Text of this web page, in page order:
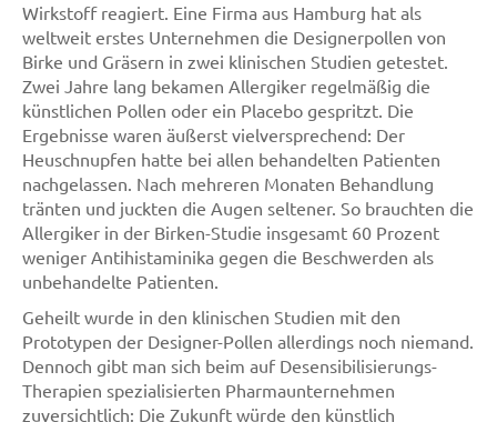
Wirkstoff reagiert. Eine Firma aus Hamburg hat als
weltweit erstes Unternehmen die Designerpollen von
Birke und Gräsern in zwei klinischen Studien getestet.
Zwei Jahre lang bekamen Allergiker regelmäßig die
künstlichen Pollen oder ein Placebo gespritzt. Die
Ergebnisse waren äußerst vielversprechend: Der
Heuschnupfen hatte bei allen behandelten Patienten
nachgelassen. Nach mehreren Monaten Behandlung
tränten und juckten die Augen seltener. So brauchten die
Allergiker in der Birken-Studie insgesamt 60 Prozent
weniger Antihistaminika gegen die Beschwerden als
unbehandelte Patienten.
Geheilt wurde in den klinischen Studien mit den
Prototypen der Designer-Pollen allerdings noch niemand.
Dennoch gibt man sich beim auf Desensibilisierungs-
Therapien spezialisierten Pharmaunternehmen
zuversichtlich: Die Zukunft würde den künstlich